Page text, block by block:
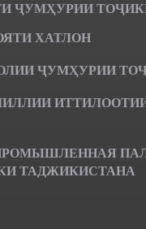
ҶУМҲУРИИ ТОҶ
ХАТЛОН
ҶУМҲУРИИ
ТАДЖИКИСТАНА